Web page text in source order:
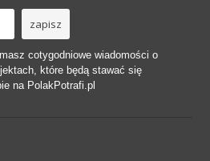
cotygodniowe wiadomości o
które będą stawać się
na PolakPotrafi.pl